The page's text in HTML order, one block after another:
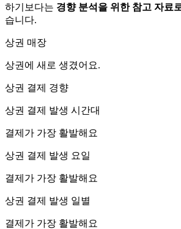
하기보다는 경향 분석을 위한 참고 자료
습니다.
상권 매장
상권에 새로 생겼어요.
상권 결제 경향
상권 결제 발생 시간대
결제가 가장 활발해요
상권 결제 발생 요일
결제가 가장 활발해요
상권 결제 발생 일별
결제가 가장 활발해요